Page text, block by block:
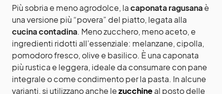
Più sobria e meno agrodolce, lacaponata ragusanaè
una versione più “povera” del piatto, legata alla
cucina contadina. Meno zucchero, meno aceto, e
ingredienti ridotti all’essenziale: melanzane, cipolla,
pomodoro fresco, olive e basilico. È una caponata
più rustica e leggera, ideale da consumare con pane
integrale o come condimento per la pasta. In alcune
varianti, si utilizzano anche lezucchineal posto delle